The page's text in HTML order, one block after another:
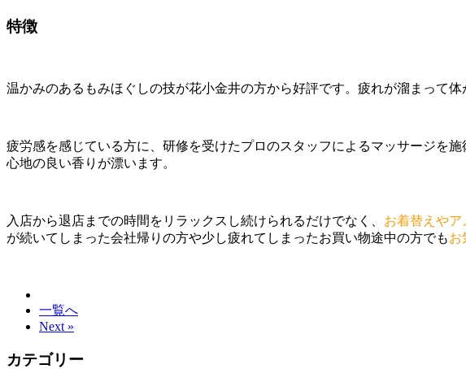
特徴
温かみのあるもみほぐしの技が花小金井の方から好評です。疲れが溜まって
疲労感を感じている方に、研修を受けたプロのスタッフによるマッサージを
心地の良い香りが漂います。
入店から退店までの時間をリラックスし続けられるだけでなく、 お着替えや
が続いてしまった会社帰りの方や少し疲れてしまったお買い物途中の方でもお
一覧へ
Next »
カテゴリー